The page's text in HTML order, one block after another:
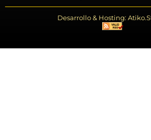
Desarrollo & Hosting: